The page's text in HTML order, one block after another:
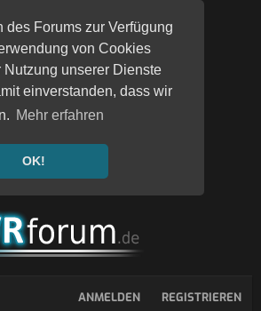
des Forums zur Verfügung
von Cookies
Nutzung unserer Dienste
einverstanden, dass wir
Mehr erfahren
OK!
ANMELDEN REGISTRIEREN